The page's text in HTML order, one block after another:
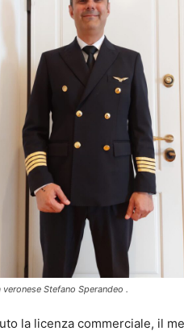
Stefano Sperandeo .
la licenza commerciale, il